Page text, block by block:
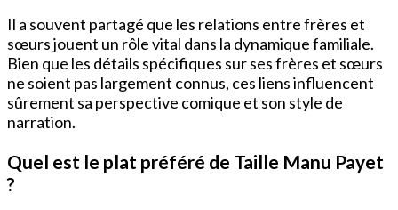
Il a souvent partagé que les relations entre frères et
sœurs jouent un rôle vital dans la dynamique familiale.
Bien que les détails spécifiques sur ses frères et sœurs
ne soient pas largement connus, ces liens influencent
sûrement sa perspective comique et son style de
narration.
Quel est le plat préféré de Taille Manu Payet
?